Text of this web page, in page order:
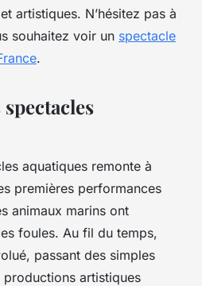
artistiques. N’hésitez pas à
souhaitez voir un spectacle
.
aquatiques remonte à
premières performances
animaux marins ont
foules. Au fil du temps,
passant des simples
artistiques